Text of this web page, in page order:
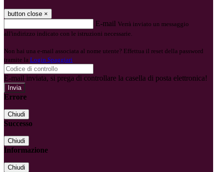
button close ×
E-mail Verrà inviato un messaggio
all'indirizzo indicato con le istruzioni necessarie.
Non hai una e-mail associata al nome utente? Effettua il reset della password
tramite la Login Spaggiari
E-mail inviata, si prega di controllare la casella di posta elettronica!
Errore
Chiudi
Successo
Chiudi
Informazione
Chiudi